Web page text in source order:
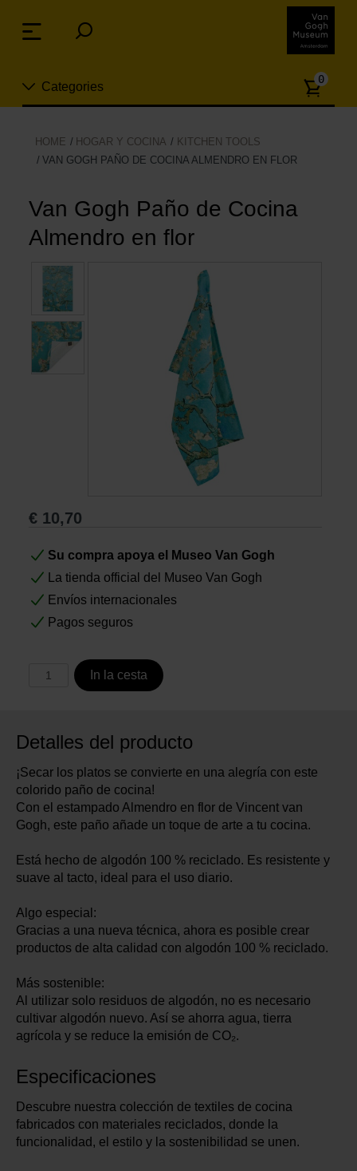
links
Jump
content
navigation
Categories
Nuevo
Para la casa
Hogar y Cocina
Ocio
0
HOME HOGAR Y COCINA
KITCHEN TOOLS
VAN GOGH PAÑO DE COCINA ALMENDRO EN FLOR
Van Gogh Paño de Cocina
Almendro en flor
€ 10,70
Su compra apoya el Museo Van Gogh
La tienda official del Museo Van Gogh
Envíos internacionales
Pagos seguros
In la cesta
Detalles del producto
¡Secar los platos se convierte en una alegría con este
colorido paño de cocina!
Con el estampado Almendro en flor de Vincent van
Gogh, este paño añade un toque de arte a tu cocina.
Está hecho de algodón 100 % reciclado. Es resistente y
suave al tacto, ideal para el uso diario.
Algo especial:
Gracias a una nueva técnica, ahora es posible crear
productos de alta calidad con algodón 100 % reciclado.
Más sostenible:
Al utilizar solo residuos de algodón, no es necesario
cultivar algodón nuevo. Así se ahorra agua, tierra
agrícola y se reduce la emisión de CO₂.
Especificaciones
Descubre nuestra colección de textiles de cocina
fabricados con materiales reciclados, donde la
funcionalidad, el estilo y la sostenibilidad se unen.
Menu